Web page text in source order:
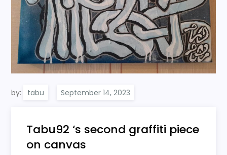
by: tabu
Tabu92 ‘s second graffiti piece
on canvas